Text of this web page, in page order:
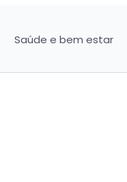
Saúde e bem estar